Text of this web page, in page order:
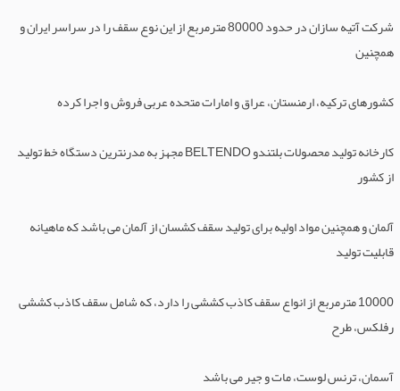
شرکت آتیه سازان در حدود 80000 مترمربع از این نوع سقف را در سراسر ایران و
همچنین
کشورهای ترکیه، ارمنستان، عراق و امارات متحده عربی فروش و اجرا کرده
کارخانه تولید محصولات بلتندو BELTENDO مجهز به مدرنترین دستگاه خط تولید
از کشور
آلمان و همچنین مواد اولیه برای تولید سقف کشسان از آلمان می باشد که ماهیانه
قابلیت تولید
10000 مترمربع از انواع سقف کاذب کششی را دارد، که شامل سقف کاذب کششی
رفلکس، طرح
آسمان، ترنس لوست، مات و جیر می باشد